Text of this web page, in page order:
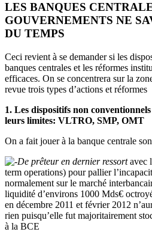
LES BANQUES
GOUVERNEMENTS NE
DU TEMPS
Ceci revient à se demander si les
banques centrales et les réformes
efficaces. On se concentrera sur la
revue trois types d’actions et réformes
1. Les dispositifs non
leurs limites: VLTRO, SMP, OMT
On a fait jouer à la banque centrale
De prêteur en dernier ressortavec
term operations) pour pallier
normalement sur le marché
liquidité d’environs 1000 Mds€
en décembre 2011 et février 2012
rien puisqu’elle fut majoritairement
à la BCE